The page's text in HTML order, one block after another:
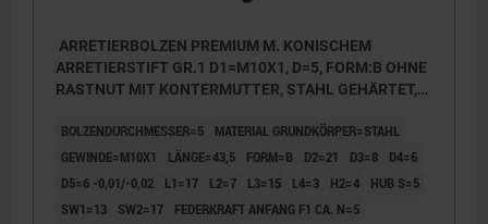
ARRETIERBOLZEN PREMIUM M. KONISCHEM
ARRETIERSTIFT GR.1 D1=M10X1, D=5, FORM:B OHNE
RASTNUT MIT KONTERMUTTER, STAHL GEHÄRTET,
SCHWARZGRAU RAL7021
BOLZENDURCHMESSER=5
MATERIAL GRUNDKÖRPER=STAHL
GEWINDE=M10X1
LÄNGE=43,5 FORM=B D2=21 D3=8
D4=6
D5=6 -0,01/-0,02
L1=17 L2=7 L3=15 L4=3 H2=4
HUB S=5
SW1=13
SW2=17
FEDERKRAFT ANFANG F1 CA. N=5